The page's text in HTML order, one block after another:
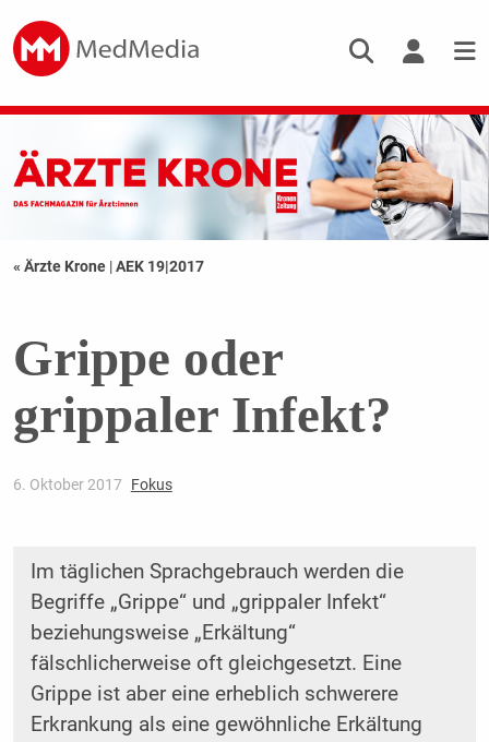
« Ärzte Krone |AEK 19|2017
Grippe oder
grippaler Infekt?
6. Oktober 2017 Fokus
Im täglichen Sprachgebrauch werden die
Begriffe „Grippe“ und „grippaler Infekt“
beziehungsweise „Erkältung“
fälschlicherweise oft gleichgesetzt. Eine
Grippe ist aber eine erheblich schwerere
Erkrankung als eine gewöhnliche Erkältung